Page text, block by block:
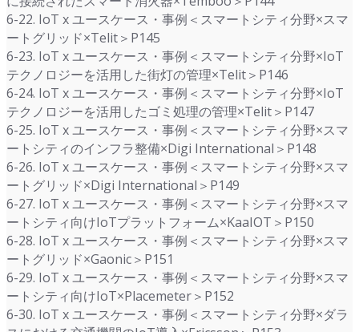
6-22. IoT x ユースケース・事例＜スマートシティ分野×スマ
ートグリッド×Telit＞P145
6-23. IoT x ユースケース・事例＜スマートシティ分野×IoT
テクノロジーを活用した街灯の管理×Telit＞P146
6-24. IoT x ユースケース・事例＜スマートシティ分野×IoT
テクノロジーを活用したゴミ処理の管理×Telit＞P147
6-25. IoT x ユースケース・事例＜スマートシティ分野×スマ
ートシティのインフラ整備×Digi International＞P148
6-26. IoT x ユースケース・事例＜スマートシティ分野×スマ
ートグリッド×Digi International＞P149
6-27. IoT x ユースケース・事例＜スマートシティ分野×スマ
ートシティ向けIoTプラットフォーム×KaaIOT＞P150
6-28. IoT x ユースケース・事例＜スマートシティ分野×スマ
ートグリッド×Gaonic＞P151
6-29. IoT x ユースケース・事例＜スマートシティ分野×スマ
ートシティ向けIoT×Placemeter＞P152
6-30. IoT x ユースケース・事例＜スマートシティ分野×ダラ